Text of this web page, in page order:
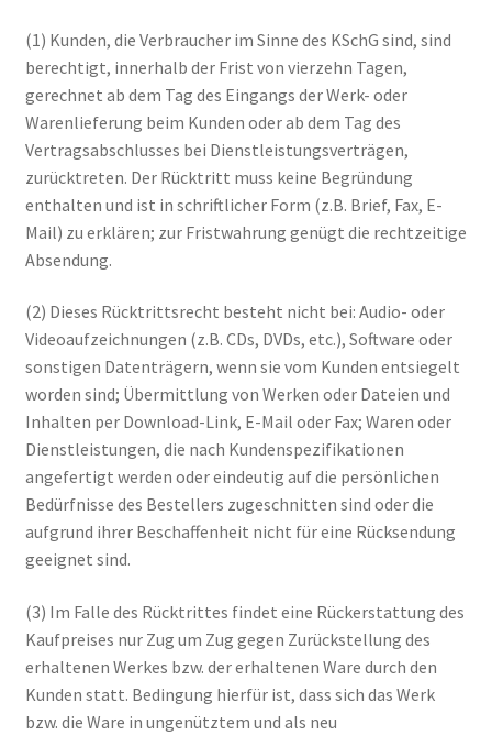
(1) Kunden, die Verbraucher im Sinne des KSchG sind, sind
berechtigt, innerhalb der Frist von vierzehn Tagen,
gerechnet ab dem Tag des Eingangs der Werk- oder
Warenlieferung beim Kunden oder ab dem Tag des
Vertragsabschlusses bei Dienstleistungsverträgen,
zurücktreten. Der Rücktritt muss keine Begründung
enthalten und ist in schriftlicher Form (z.B. Brief, Fax, E-
Mail) zu erklären; zur Fristwahrung genügt die rechtzeitige
Absendung.
(2) Dieses Rücktrittsrecht besteht nicht bei: Audio- oder
Videoaufzeichnungen (z.B. CDs, DVDs, etc.), Software oder
sonstigen Datenträgern, wenn sie vom Kunden entsiegelt
worden sind; Übermittlung von Werken oder Dateien und
Inhalten per Download-Link, E-Mail oder Fax; Waren oder
Dienstleistungen, die nach Kundenspezifikationen
angefertigt werden oder eindeutig auf die persönlichen
Bedürfnisse des Bestellers zugeschnitten sind oder die
aufgrund ihrer Beschaffenheit nicht für eine Rücksendung
geeignet sind.
(3) Im Falle des Rücktrittes findet eine Rückerstattung des
Kaufpreises nur Zug um Zug gegen Zurückstellung des
erhaltenen Werkes bzw. der erhaltenen Ware durch den
Kunden statt. Bedingung hierfür ist, dass sich das Werk
bzw. die Ware in ungenütztem und als neu